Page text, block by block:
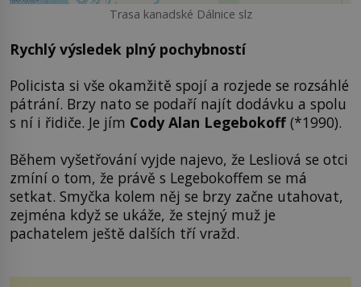
Trasa kanadské Dálnice slz
Rychlý výsledek plný pochybností
Policista si vše okamžitě spojí a rozjede se rozsáhlé
pátrání. Brzy nato se podaří najít dodávku a spolu
s ní i řidiče. Je jím Cody Alan Legebokoff(*1990).
Během vyšetřování vyjde najevo, že Lesliová se otci
zmíní o tom, že právě s Legebokoffem se má
setkat. Smyčka kolem něj se brzy začne utahovat,
zejména když se ukáže, že stejný muž je
pachatelem ještě dalších tří vražd.